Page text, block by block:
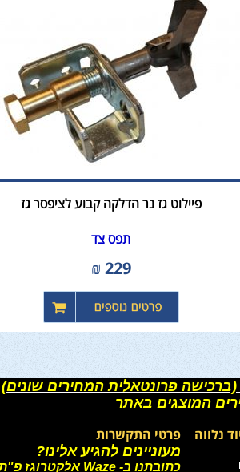
פיילוט גז נר הדלקה קבוע לציפסר גז
תפס צד
229
₪
פרונטאלית המחירים שונים)
המוצגים באתר
נלווה פרטי התקשרות
מעוניינים להגיע אלינו?
כתובתנו ב- Waze אלקטרוגז פ"ת